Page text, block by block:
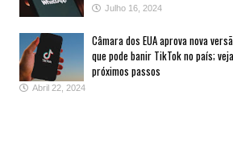
Julho 16, 2024
Câmara dos EUA aprova nova
que pode banir TikTok no país; veja
próximos passos
Abril 22, 2024